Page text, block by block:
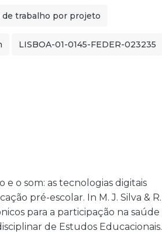
de trabalho por projeto
LISBOA-01-0145-FEDER-023235
e o som: as tecnologias digitais
pré-escolar. In M. J. Silva & R.
para a participação na saúde
de Estudos Educacionais.